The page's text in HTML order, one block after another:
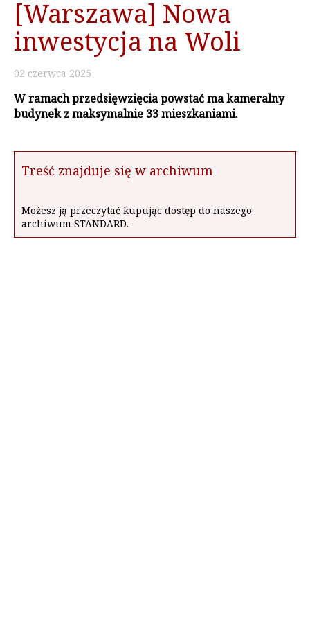
[Warszawa] Nowa
inwestycja na Woli
02 czerwca 2025
W ramach przedsięwzięcia powstać ma kameralny
budynek z maksymalnie 33 mieszkaniami.
Treść znajduje się w archiwum
Możesz ją przeczytać kupując dostęp do naszego
archiwum STANDARD.